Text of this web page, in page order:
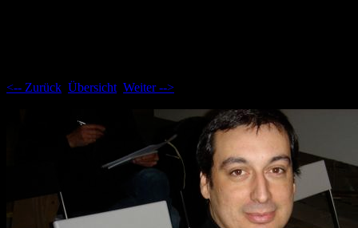
<-- Zurück Übersicht Weiter -->